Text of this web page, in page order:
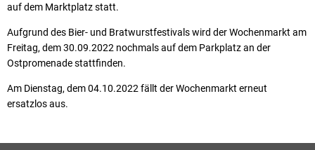
auf dem Marktplatz statt.
Aufgrund des Bier- und Bratwurstfestivals wird der Wochenmarkt am
Freitag, dem 30.09.2022 nochmals auf dem Parkplatz an der
Ostpromenade stattfinden.
Am Dienstag, dem 04.10.2022 fällt der Wochenmarkt erneut
ersatzlos aus.